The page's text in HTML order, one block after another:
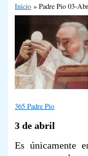
Inicio
Padre Pio 03-Abr
365 Padre Pio
3 de abril
Es únicamente